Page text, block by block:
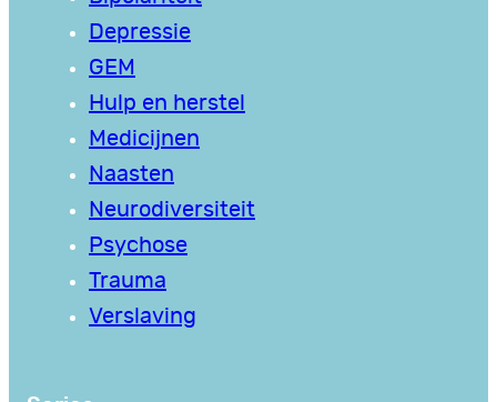
Depressie
GEM
Hulp en herstel
Medicijnen
Naasten
Neurodiversiteit
Psychose
Trauma
Verslaving